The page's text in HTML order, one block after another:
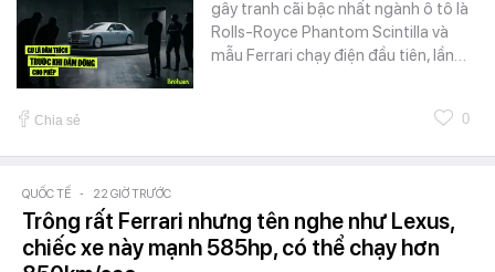
gây tranh cãi bậc nhất ngành ô tô là
Rolls-Royce Phantom Scintilla và
mẫu Ferrari chạy điện đầu tiên, lần…
Chia sẻ 0
QUỐC TẾ - 22 GIỜ TRƯỚC
Trông rất Ferrari nhưng tên nghe như Lexus,
chiếc xe này mạnh 585hp, có thể chạy hơn